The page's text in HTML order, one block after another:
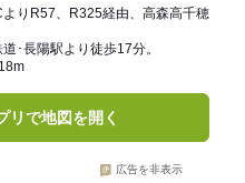
よりR57、R325経由、高森高千穂
･長陽駅より徒歩17分。
リで地図を開く
広告を非表示